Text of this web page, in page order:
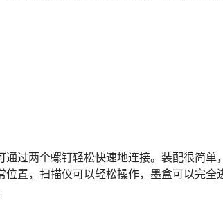
过两个螺钉轻松快速地连接。装配很简
置，扫描仪可以轻松操作，墨盒可以完